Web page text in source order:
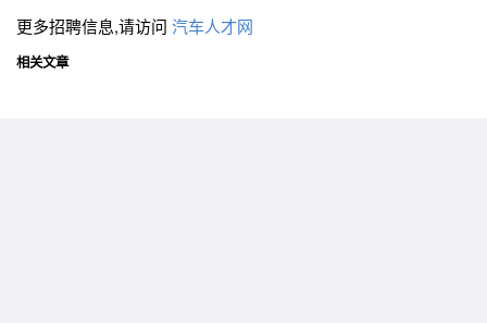
更多招聘信息,请访问 汽车人才网
相关文章